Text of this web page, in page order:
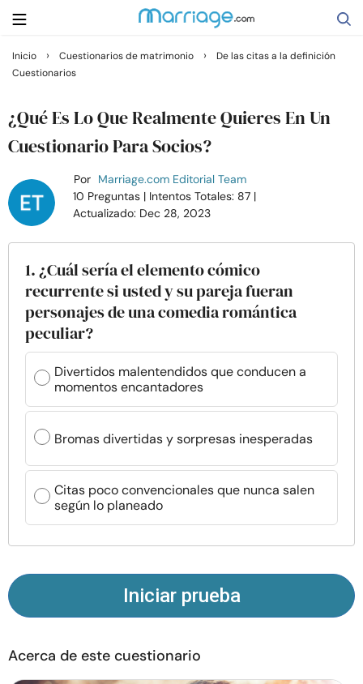
Buscar
Casarse
Relaciones
Familia
Ayuda
Cursos
Recursos
Comunidad
Encuentra un terapeuta
Sobre nosotros
Inicio › Cuestionarios de matrimonio ›
De las citas a la definición
Cuestionarios
¿Qué Es Lo Que Realmente Quieres En Un
Cuestionario Para Socios?
Por Marriage.com Editorial Team
10 Preguntas | Intentos Totales: 87 |
Actualizado: Dec 28, 2023
1. ¿Cuál sería el elemento cómico
recurrente si usted y su pareja fueran
personajes de una comedia romántica
peculiar?
Divertidos malentendidos que conducen a
momentos encantadores
Bromas divertidas y sorpresas inesperadas
Citas poco convencionales que nunca salen
según lo planeado
Iniciar prueba
Acerca de este cuestionario